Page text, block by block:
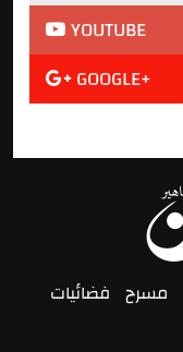
YOUTUBE
GOOGLE+
مسرح فضائيات